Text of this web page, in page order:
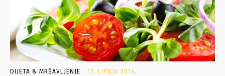
DIJETA & MRŠAVLJENJE 12. LIPNJA 2014.